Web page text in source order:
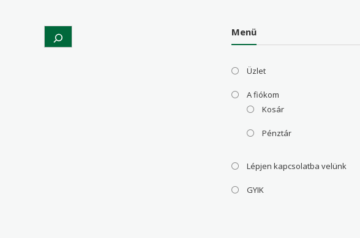
Search Menü
Üzlet
A fiókom
Kosár
Pénztár
Lépjen kapcsolatba velünk
GYIK